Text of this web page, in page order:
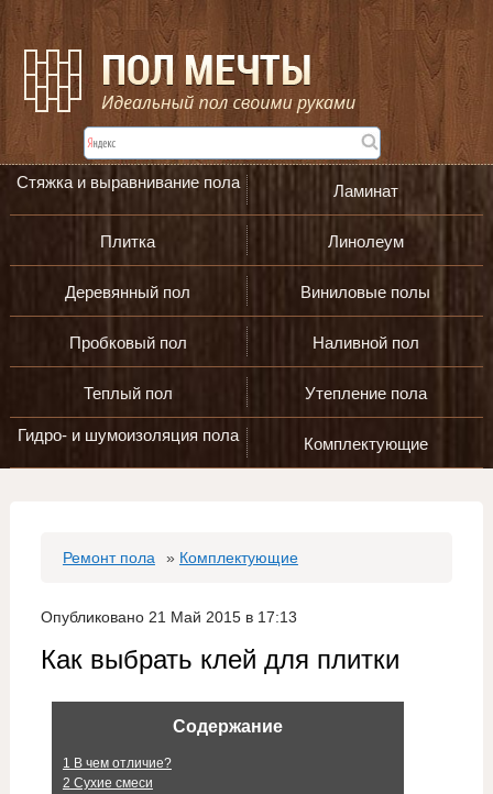
Стяжка и выравнивание пола Ламинат
Плитка Линолеум
Деревянный пол Виниловые полы
Пробковый пол Наливной пол
Теплый пол Утепление пола
Гидро- и шумоизоляция пола Комплектующие
Ремонт пола » Комплектующие
Опубликовано 21 Май 2015 в 17:13
Как выбрать клей для плитки
Содержание
1 В чем отличие?
2 Сухие смеси